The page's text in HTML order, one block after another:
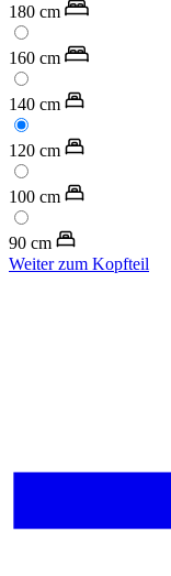
180 cm
160 cm
140 cm
120 cm
100 cm
90 cm
Weiter zum Kopfteil